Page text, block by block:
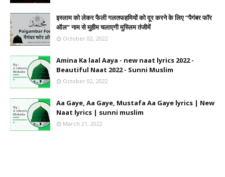
इस्लाम को लेकर फैली गलतफहमियों को दूर करने के लिए ‘‘पैगंबर फॉर
ऑल’’ नाम से मुहीम चलाएगी मुस्लिम तंजीमें
October 02, 2022
Amina Ka laal Aaya - new naat lyrics 2022 -
Beautiful Naat 2022 - Sunni Muslim
October 02, 2022
Aa Gaye, Aa Gaye, Mustafa Aa Gaye lyrics | New
Naat lyrics | sunni muslim
March 21, 2022